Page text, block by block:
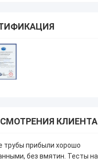
КЛИЕНТА
трубы прибыли хорошо
без вмятин. Тесты на